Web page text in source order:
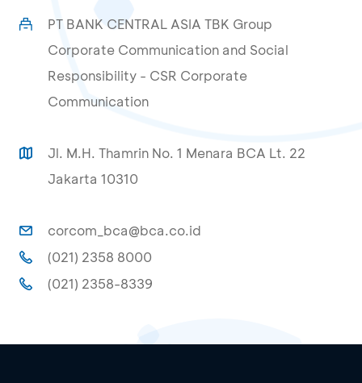
PT BANK CENTRAL ASIA TBK Group
Corporate Communication and Social
Responsibility - CSR Corporate
Communication
Jl. M.H. Thamrin No. 1 Menara BCA Lt. 22
Jakarta 10310
corcom_bca@bca.co.id
(021) 2358 8000
(021) 2358-8339